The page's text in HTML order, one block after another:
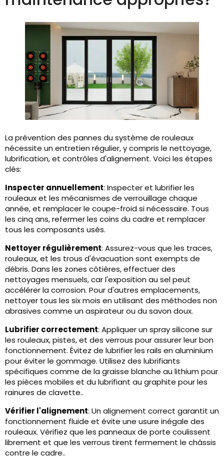
La prévention des pannes du système de rouleaux
nécessite un entretien régulier, y compris le nettoyage,
lubrification, et contrôles d'alignement. Voici les étapes
clés:
Inspecter annuellement: Inspecter et lubrifier les
rouleaux et les mécanismes de verrouillage chaque
année, et remplacer le coupe-froid si nécessaire. Tous
les cinq ans, refermer les coins du cadre et remplacer
tous les composants usés.
Nettoyer régulièrement: Assurez-vous que les traces,
rouleaux, et les trous d'évacuation sont exempts de
débris. Dans les zones côtières, effectuer des
nettoyages mensuels, car l'exposition au sel peut
accélérer la corrosion. Pour d'autres emplacements,
nettoyer tous les six mois en utilisant des méthodes non
abrasives comme un aspirateur ou du savon doux.
Lubrifier correctement: Appliquer un spray silicone sur
les rouleaux, pistes, et des verrous pour assurer leur bon
fonctionnement. Évitez de lubrifier les rails en aluminium
pour éviter le gommage. Utilisez des lubrifiants
spécifiques comme de la graisse blanche au lithium pour
les pièces mobiles et du lubrifiant au graphite pour les
rainures de clavette..
Vérifier l'alignement: Un alignement correct garantit un
fonctionnement fluide et évite une usure inégale des
rouleaux. Vérifiez que les panneaux de porte coulissent
librement et que les verrous tirent fermement le châssis
contre le cadre..